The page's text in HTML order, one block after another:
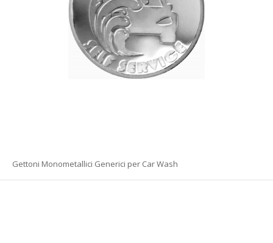
Gettoni Monometallici Generici per Car Wash